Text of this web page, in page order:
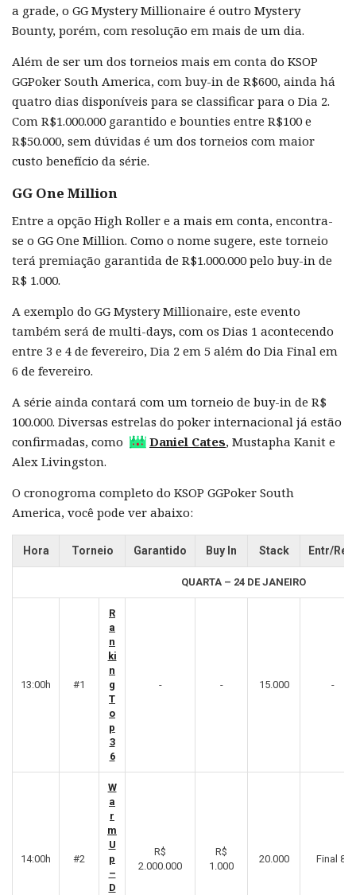
a grade, o GG Mystery Millionaire é outro Mystery
Bounty, porém, com resolução em mais de um dia.
Além de ser um dos torneios mais em conta do KSOP
GGPoker South America, com buy-in de R$600, ainda há
quatro dias disponíveis para se classificar para o Dia 2.
Com R$1.000.000 garantido e bounties entre R$100 e
R$50.000, sem dúvidas é um dos torneios com maior
custo benefício da série.
GG One Million
Entre a opção High Roller e a mais em conta, encontra-
se o GG One Million. Como o nome sugere, este torneio
terá premiação garantida de R$1.000.000 pelo buy-in de
R$ 1.000.
A exemplo do GG Mystery Millionaire, este evento
também será de multi-days, com os Dias 1 acontecendo
entre 3 e 4 de fevereiro, Dia 2 em 5 além do Dia Final em
6 de fevereiro.
A série ainda contará com um torneio de buy-in de R$
100.000. Diversas estrelas do poker internacional já estão
confirmadas, como
Daniel Cates, Mustapha Kanit e
Alex Livingston.
O cronogroma completo do KSOP GGPoker South
America, você pode ver abaixo:
Hora Torneio Garantido Buy In Stack Entr/
QUARTA – 24 DE JANEIRO
13:00h #1
R
a
n
ki
n
g
T
o
p
3
6
- - 15.000 -
14:00h #2
W
a
r
m
U
p
–
D
R$
2.000.000
R$
1.000
20.000 Final 8º